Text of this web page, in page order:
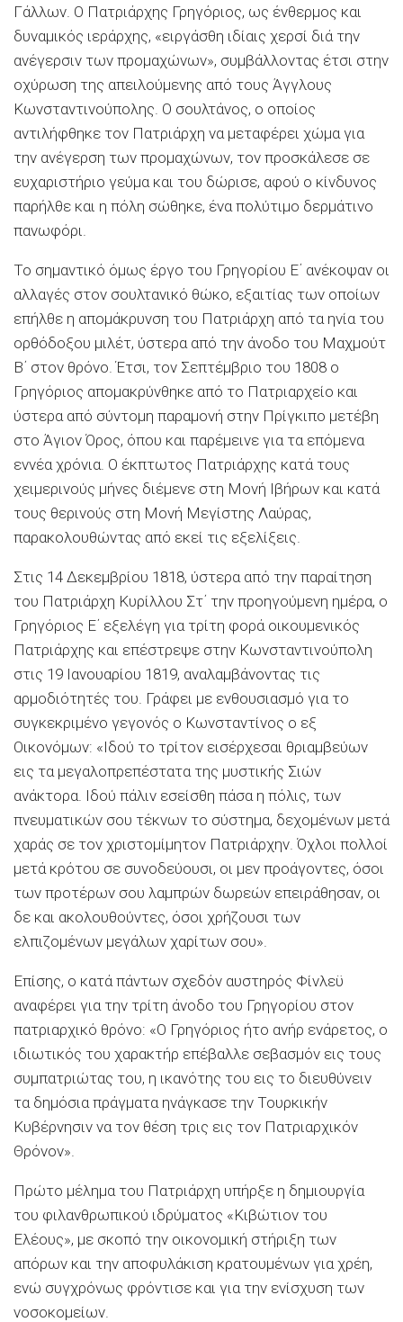
Γάλλων. Ο Πατριάρχης Γρηγόριος, ως ένθερμος και
δυναμικός ιεράρχης, «ειργάσθη ιδίαις χερσί διά την
ανέγερσιν των προμαχώνων», συμβάλλοντας έτσι στην
οχύρωση της απειλούμενης από τους Άγγλους
Κωνσταντινούπολης. Ο σουλτάνος, ο οποίος
αντιλήφθηκε τον Πατριάρχη να μεταφέρει χώμα για
την ανέγερση των προμαχώνων, τον προσκάλεσε σε
ευχαριστήριο γεύμα και του δώρισε, αφού ο κίνδυνος
παρήλθε και η πόλη σώθηκε, ένα πολύτιμο δερμάτινο
πανωφόρι.
Το σημαντικό όμως έργο του Γρηγορίου Ε΄ ανέκοψαν οι
αλλαγές στον σουλτανικό θώκο, εξαιτίας των οποίων
επήλθε η απομάκρυνση του Πατριάρχη από τα ηνία του
ορθόδοξου μιλέτ, ύστερα από την άνοδο του Μαχμούτ
Β΄ στον θρόνο. Έτσι, τον Σεπτέμβριο του 1808 ο
Γρηγόριος απομακρύνθηκε από το Πατριαρχείο και
ύστερα από σύντομη παραμονή στην Πρίγκιπο μετέβη
στο Άγιον Όρος, όπου και παρέμεινε για τα επόμενα
εννέα χρόνια. Ο έκπτωτος Πατριάρχης κατά τους
χειμερινούς μήνες διέμενε στη Μονή Ιβήρων και κατά
τους θερινούς στη Μονή Μεγίστης Λαύρας,
παρακολουθώντας από εκεί τις εξελίξεις.
Στις 14 Δεκεμβρίου 1818, ύστερα από την παραίτηση
του Πατριάρχη Κυρίλλου Στ΄ την προηγούμενη ημέρα, ο
Γρηγόριος Ε΄ εξελέγη για τρίτη φορά οικουμενικός
Πατριάρχης και επέστρεψε στην Κωνσταντινούπολη
στις 19 Ιανουαρίου 1819, αναλαμβάνοντας τις
αρμοδιότητές του. Γράφει με ενθουσιασμό για το
συγκεκριμένο γεγονός ο Κωνσταντίνος ο εξ
Οικονόμων: «Ιδού το τρίτον εισέρχεσαι θριαμβεύων
εις τα μεγαλοπρεπέστατα της μυστικής Σιών
ανάκτορα. Ιδού πάλιν εσείσθη πάσα η πόλις, των
πνευματικών σου τέκνων το σύστημα, δεχομένων μετά
χαράς σε τον χριστομίμητον Πατριάρχην. Όχλοι πολλοί
μετά κρότου σε συνοδεύουσι, οι μεν προάγοντες, όσοι
των προτέρων σου λαμπρών δωρεών επειράθησαν, οι
δε και ακολουθούντες, όσοι χρήζουσι των
ελπιζομένων μεγάλων χαρίτων σου».
Επίσης, ο κατά πάντων σχεδόν αυστηρός Φίνλεϋ
αναφέρει για την τρίτη άνοδο του Γρηγορίου στον
πατριαρχικό θρόνο: «Ο Γρηγόριος ήτο ανήρ ενάρετος, ο
ιδιωτικός του χαρακτήρ επέβαλλε σεβασμόν εις τους
συμπατριώτας του, η ικανότης του εις το διευθύνειν
τα δημόσια πράγματα ηνάγκασε την Τουρκικήν
Κυβέρνησιν να τον θέση τρις εις τον Πατριαρχικόν
Θρόνον».
Πρώτο μέλημα του Πατριάρχη υπήρξε η δημιουργία
του φιλανθρωπικού ιδρύματος «Κιβώτιον του
Ελέους», με σκοπό την οικονομική στήριξη των
απόρων και την αποφυλάκιση κρατουμένων για χρέη,
ενώ συγχρόνως φρόντισε και για την ενίσχυση των
νοσοκομείων.